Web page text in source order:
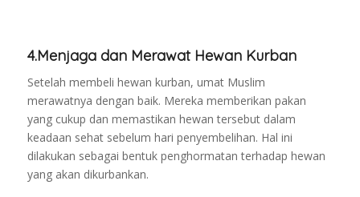
4.Menjaga dan Merawat Hewan Kurban
Setelah membeli hewan kurban, umat Muslim
merawatnya dengan baik. Mereka memberikan pakan
yang cukup dan memastikan hewan tersebut dalam
keadaan sehat sebelum hari penyembelihan. Hal ini
dilakukan sebagai bentuk penghormatan terhadap hewan
yang akan dikurbankan.